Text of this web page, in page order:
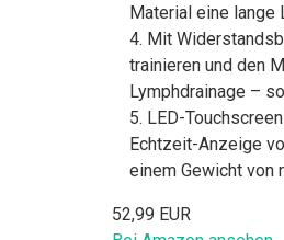
Material eine
4. Mit
trainieren und den
Lymphdrainage –
5. LED-
Echtzeit-Anzeige
einem Gewicht von
52,99 EUR